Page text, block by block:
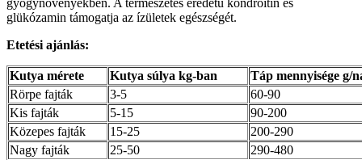
glükózamin támogatja az ízületek egészségét.
Etetési ajánlás:
Kutya mérete Kutya súlya kg-ban
Táp mennyisége g/
Rörpe fajták
3-5
60-90
Kis fajták
5-15
90-200
Közepes fajták
15-25
200-290
Nagy fajták
25-50
290-480